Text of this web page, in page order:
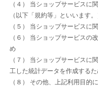
（４） 当ショップサービスに
（以下「規約等」といいます
（５） 当ショップサービスに
（６） 当ショップサービスの
め
（７） 当ショップサービスに
工した統計データを作成するた
（８） その他、上記利用目的